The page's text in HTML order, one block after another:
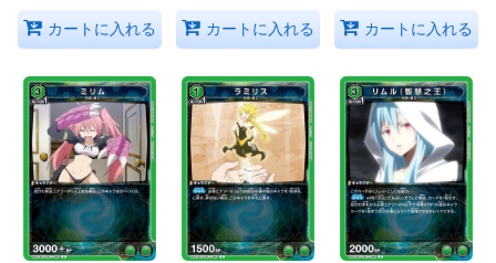
カートに入れる カートに入れる カートに入れる